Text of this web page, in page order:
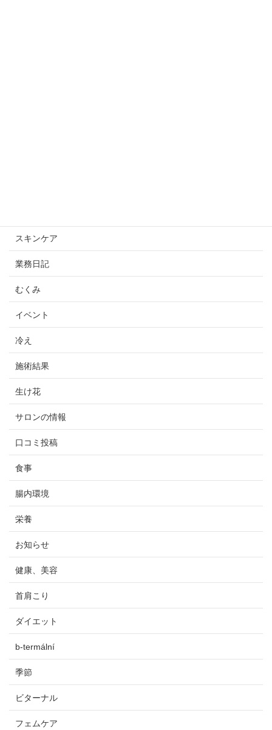
スキンケア
業務日記
むくみ
イベント
冷え
施術結果
生け花
サロンの情報
口コミ投稿
食事
腸内環境
栄養
お知らせ
健康、美容
首肩こり
ダイエット
b-termální
季節
ビターナル
フェムケア